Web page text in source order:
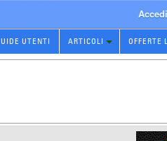
Accedi
UTENTI ARTICOLI OFFERTE